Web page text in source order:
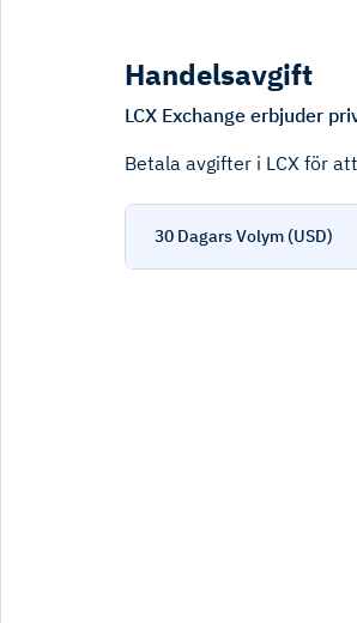
Handelsavgift
LCX Exchange erbjuder
Betala avgifter i LCX för
30 Dagars Volym (USD)